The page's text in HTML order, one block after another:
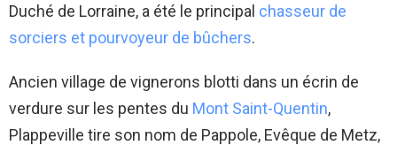
Duché de Lorraine, a été le principal chasseur de
sorciers et pourvoyeur de bûchers.
Ancien village de vignerons blotti dans un écrin de
verdure sur les pentes du Mont Saint-Quentin,
Plappeville tire son nom de Pappole, Evêque de Metz,